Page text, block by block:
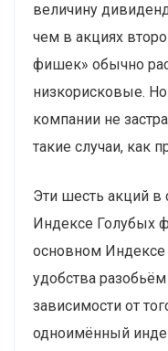
величину
чем в акциях
фишек» обычно
низкорисковые. Но
компании не
такие случаи, как
Эти шесть акций в
Индексе Голубых
основном
удобства
зависимости от
одноимённый